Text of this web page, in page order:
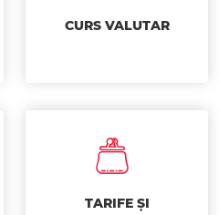
CURS VALUTAR
TARIFE ȘI